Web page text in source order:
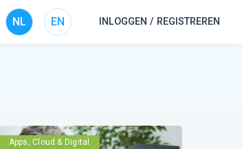
NL EN INLOGGEN / REGISTREREN
Apps, Cloud & Digital